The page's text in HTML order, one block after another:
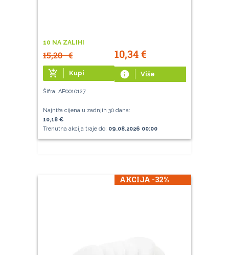
10 NA ZALIHI
15,20€ 10,34€
add_shopping_cart Kupi info Više
Šifra: AP0010127
Najniža cijena u zadnjih 30 dana:
10,18 €
Trenutna akcija traje do: 09.08.2026 00:00
AKCIJA -32%